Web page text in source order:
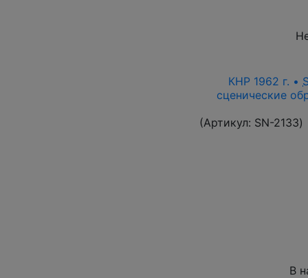
КНР 1962 г. •
сценические
(Артикул: SN-2133)
В